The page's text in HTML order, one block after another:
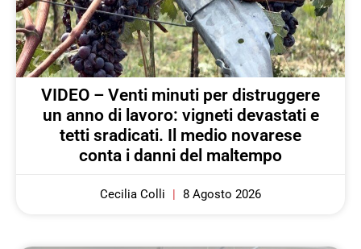
VIDEO – Venti minuti per distruggere
un anno di lavoro: vigneti devastati e
tetti sradicati. Il medio novarese
conta i danni del maltempo
Cecilia Colli 8 Agosto 2026